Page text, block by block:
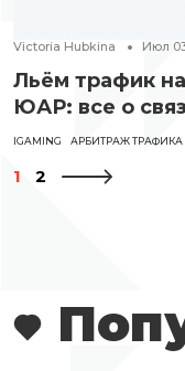
Victoria Hubkina Июл
Льём трафик
ЮАР: все о
IGAMING АРБИТРАЖ ТРАФИКА
1 2